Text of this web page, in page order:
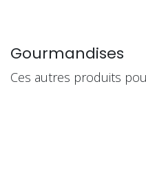
Gourmandises
Ces autres produits